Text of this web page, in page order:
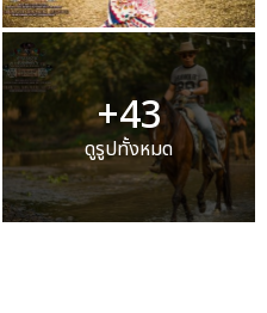
+43
ดูรูปทั้งหมด